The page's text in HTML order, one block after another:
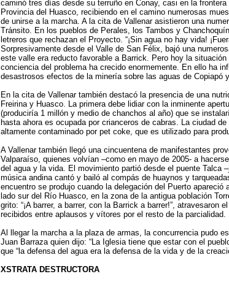
caminó tres días desde su terruño en Conay, casi en la
Provincia del Huasco, recibiendo en el camino numerosas
de unirse a la marcha. A la cita de Vallenar asistieron una
Tránsito. En los pueblos de Perales, los Tambos y
letreros que rechazan el Proyecto. “¡Sin agua no hay vida!
Sorpresivamente desde el Valle de San Félix, bajó una
este valle era reducto favorable a Barrick. Pero hoy la
conciencia del problema ha crecido enormemente. En ello ha
desastrosos efectos de la minería sobre las aguas de Copiapó
En la cita de Vallenar también destacó la presencia de una
Freirina y Huasco. La primera debe lidiar con la inminente
(produciría 1 millón y medio de chanchos al año) que se
hasta ahora es ocupada por crianceros de cabras. La ciudad
altamente contaminado por pet coke, que es utilizado para
A Vallenar también llegó una cincuentena de manifestantes
Valparaíso, quienes volvían –como en mayo de 2005- a
del agua y la vida. El movimiento partió desde el puente Talca
música andina cantó y bailó al compás de huaynos y
encuentro se produjo cuando la delegación del Puerto apareció
lado sur del Río Huasco, en la zona de la antigua población
grito: “¡A barrer, a barrer, con la Barrick a barrer!”, atravesaron
recibidos entre aplausos y vítores por el resto de la parcialidad.
Al llegar la marcha a la plaza de armas, la concurrencia pudo
Juan Barraza quien dijo: “La Iglesia tiene que estar con el
que “la defensa del agua era la defensa de la vida y de la
XSTRATA DESTRUCTORA